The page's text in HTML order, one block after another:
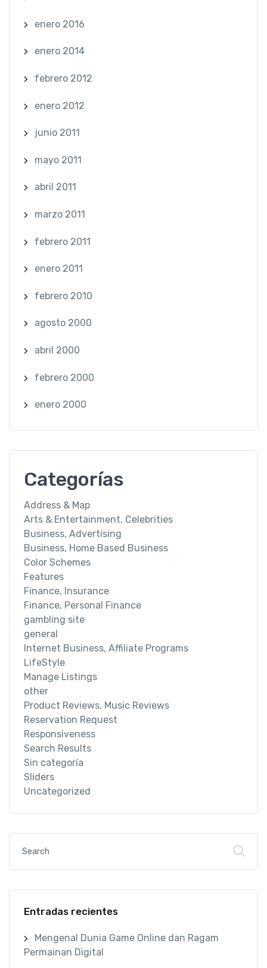
enero 2016
enero 2014
febrero 2012
enero 2012
junio 2011
mayo 2011
abril 2011
marzo 2011
febrero 2011
enero 2011
febrero 2010
agosto 2000
abril 2000
febrero 2000
enero 2000
Categorías
Address & Map
Arts & Entertainment, Celebrities
Business, Advertising
Business, Home Based Business
Color Schemes
Features
Finance, Insurance
Finance, Personal Finance
gambling site
general
Internet Business, Affiliate Programs
LifeStyle
Manage Listings
other
Product Reviews, Music Reviews
Reservation Request
Responsiveness
Search Results
Sin categoría
Sliders
Uncategorized
Entradas recientes
Mengenal Dunia Game Online dan Ragam
Permainan Digital